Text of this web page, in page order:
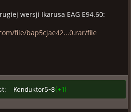
wersji Ikarusa EAG E94.60:
file/bap5cjae42...0.rar/file
Konduktor5-8(+1)